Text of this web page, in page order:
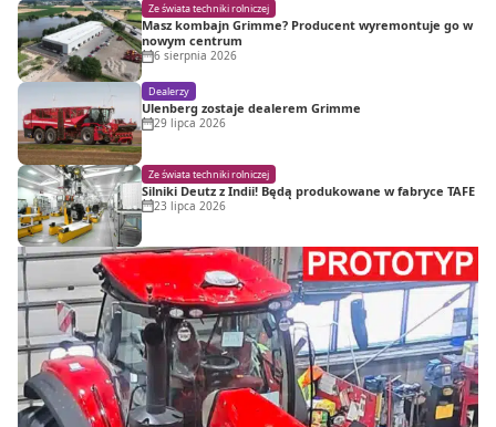
Ze świata techniki rolniczej
Masz kombajn Grimme? Producent wyremontuje go w
nowym centrum
6 sierpnia 2026
Dealerzy
Ulenberg zostaje dealerem Grimme
29 lipca 2026
Ze świata techniki rolniczej
Silniki Deutz z Indii! Będą produkowane w fabryce TAFE
23 lipca 2026